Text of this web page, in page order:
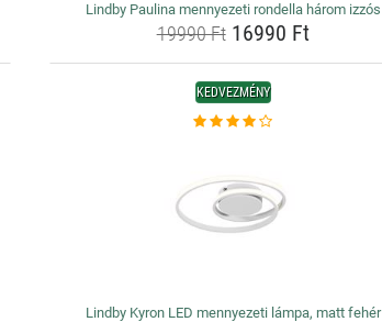
Lindby Paulina mennyezeti rondella három izzós
19990 Ft16990 Ft
KEDVEZMÉNY
Lindby Kyron LED mennyezeti lámpa, matt fehér